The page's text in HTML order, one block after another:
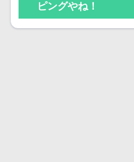
ピングやね！